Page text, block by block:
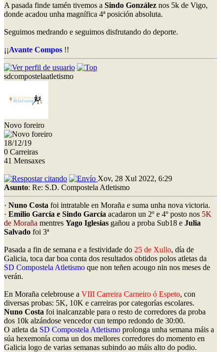
A pasada finde tamén tivemos a Sindo González nos 5k de Vigo,
donde acadou unha magnífica 4ª posición absoluta.
Seguimos medrando e seguimos disfrutando do deporte.
¡¡Avante Compos !!
sdcompostelaatletismo
Novo foreiro
18/12/19
0 Carreiras
41 Mensaxes
Xov, 28 Xul 2022, 6:29
Asunto: Re: S.D. Compostela Atletismo
· Nuno Costa foi intratable en Moraña e suma unha nova victoria.
· Emilio García e Sindo García acadaron un 2º e 4º posto nos 5K
de Moraña mentres Yago Iglesias gañou a proba Sub18 e Julia
Salvado foi 3ª
Pasada a fin de semana e a festividade do 25 de Xullo, día de
Galicia, toca dar boa conta dos resultados obtidos polos atletas da
SD Compostela Atletismo que non teñen acougo nin nos meses de
verán.
En Moraña celebrouse a VIII Carreira Carneiro ó Espeto, con
diversas probas: 5K, 10K e carreiras por categorías escolares.
Nuno Costa foi inalcanzable para o resto de corredores da proba
dos 10k alzándose vencedor cun tempo redondo de 30:00.
O atleta da SD Compostela Atletismo prolonga unha semana máis a
súa hexemonía coma un dos mellores corredores do momento en
Galicia logo de varias semanas subindo ao máis alto do podio.